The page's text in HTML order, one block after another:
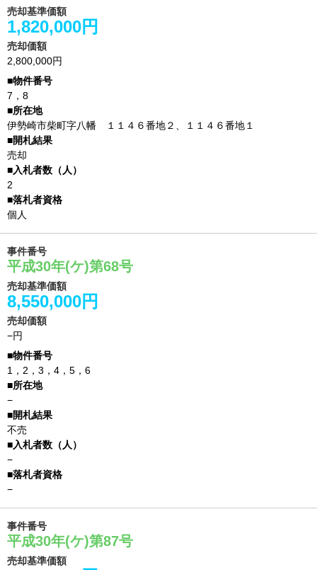
売却基準価額
1,820,000円
売却価額
2,800,000円
7，8
伊勢崎市柴町字八幡 １１４６番地２、１１４６番地１
売却
2
個人
事件番号
平成30年(ケ)第68号
売却基準価額
8,550,000円
売却価額
−円
1，2，3，4，5，6
−
不売
−
−
事件番号
平成30年(ケ)第87号
売却基準価額